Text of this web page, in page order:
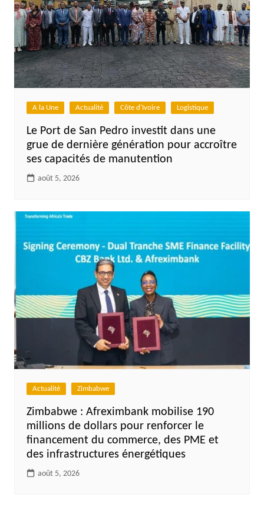
A la Une Actualité Côte d'Ivoire Logistique
Le Port de San Pedro investit dans une
grue de dernière génération pour accroître
ses capacités de manutention
août 5, 2026
Actualité Zimbabwe
Zimbabwe : Afreximbank mobilise 190
millions de dollars pour renforcer le
financement du commerce, des PME et
des infrastructures énergétiques
août 5, 2026